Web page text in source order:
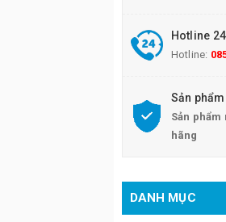
Hotline
Hotline:
Sản
Sản
hãng
DANH MỤC